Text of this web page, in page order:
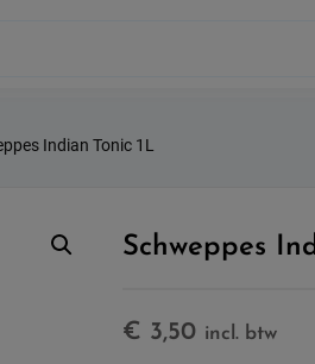
Indian Tonic 1L
Schweppes
€ 3,50 incl. btw